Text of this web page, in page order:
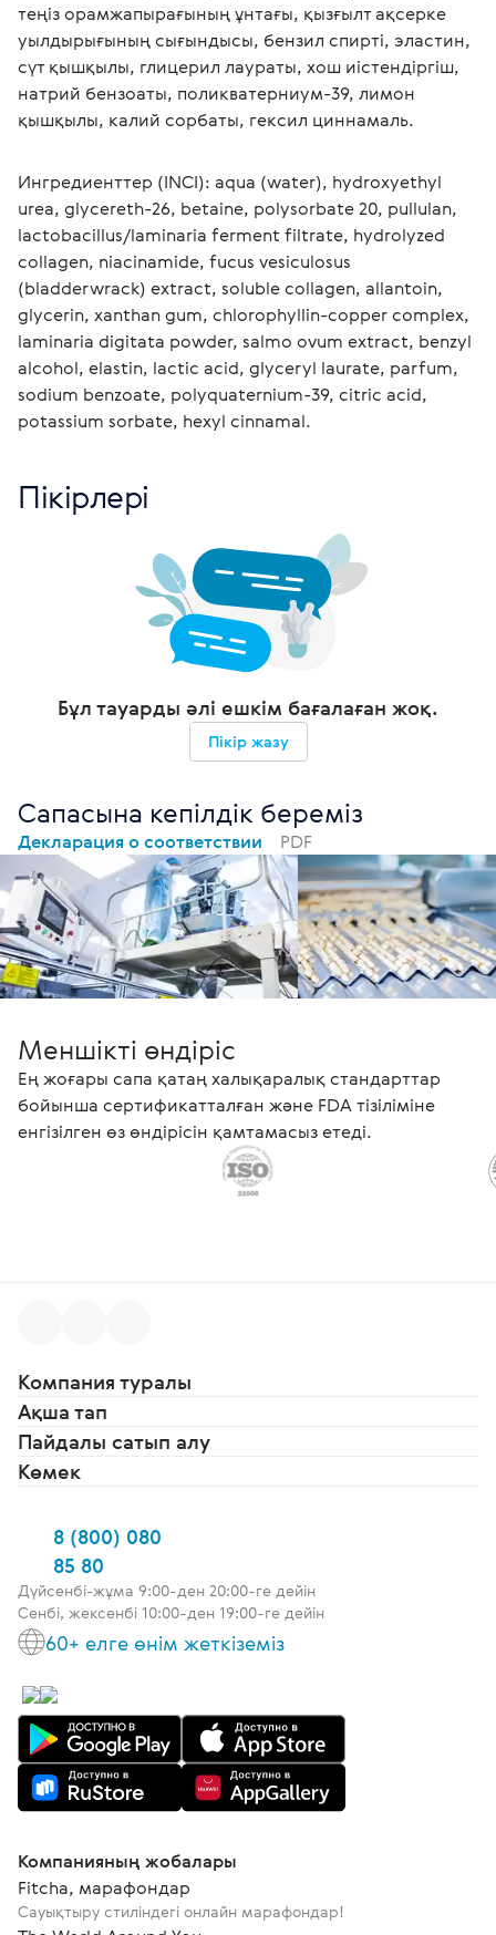
теңіз орамжапырағының ұнтағы, қызғылт ақсерке
уылдырығының сығындысы, бензил спирті, эластин,
сүт қышқылы, глицерил лаураты, хош иістендіргіш,
натрий бензоаты, поликватерниум-39, лимон
қышқылы, калий сорбаты, гексил циннамаль.
Ингредиенттер (INCI): aqua (water), hydroxyethyl
urea, glycereth-26, betaine, polysorbate 20, pullulan,
lactobacillus/laminaria ferment filtrate, hydrolyzed
collagen, niacinamide, fucus vesiculosus
(bladderwrack) extract, soluble collagen, allantoin,
glycerin, xanthan gum, chlorophyllin-copper complex,
laminaria digitata powder, salmo ovum extract, benzyl
alcohol, elastin, lactic acid, glyceryl laurate, parfum,
sodium benzoate, polyquaternium-39, citric acid,
potassium sorbate, hexyl cinnamal.
Пікірлері
Бұл тауарды әлі ешкім бағалаған жоқ.
Пікір жазу
Сапасына кепілдік береміз
Декларация о соответствии PDF
Меншікті өндіріс
Ең жоғары сапа қатаң халықаралық стандарттар
бойынша сертификатталған және FDA тізіліміне
енгізілген өз өндірісін қамтамасыз етеді.
Компания туралы
Ақша тап
Пайдалы сатып алу
Көмек
8 (800) 080
85 80
Дүйсенбі-жұма 9:00-ден 20:00-ге дейін
Сенбі, жексенбі 10:00-ден 19:00-ге дейін
60+ елге өнім жеткіземіз
Компанияның жобалары
Fitcha, марафондар
Сауықтыру стиліндегі онлайн марафондар!